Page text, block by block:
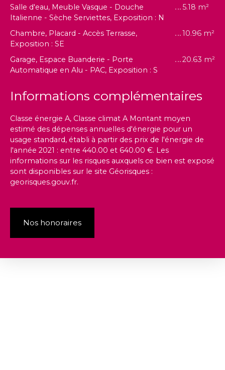
Salle d'eau, Meuble Vasque - Douche
Italienne - Sèche Serviettes, Exposition : N
5.18 m²
Chambre, Placard - Accès Terrasse,
Exposition : SE
10.96 m²
Garage, Espace Buanderie - Porte
Automatique en Alu - PAC, Exposition : S
20.63 m²
Informations complémentaires
Classe énergie A, Classe climat A Montant moyen
estimé des dépenses annuelles d'énergie pour un
usage standard, établi à partir des prix de l'énergie de
l'année 2021 : entre 440.00 et 640.00 €. Les
informations sur les risques auxquels ce bien est exposé
sont disponibles sur le site Géorisques :
georisques.gouv.fr.
Nos honoraires